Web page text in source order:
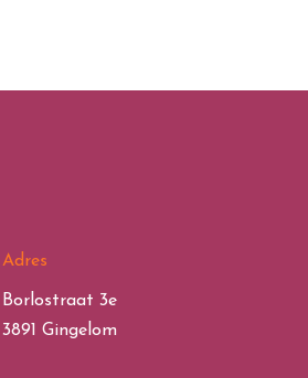
Adres
Borlostraat 3e
3891 Gingelom